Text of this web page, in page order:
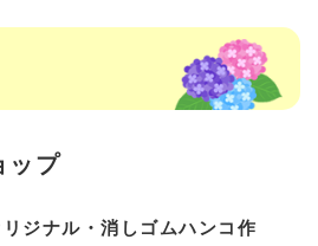
ップ
ジナル・消しゴムハンコ作